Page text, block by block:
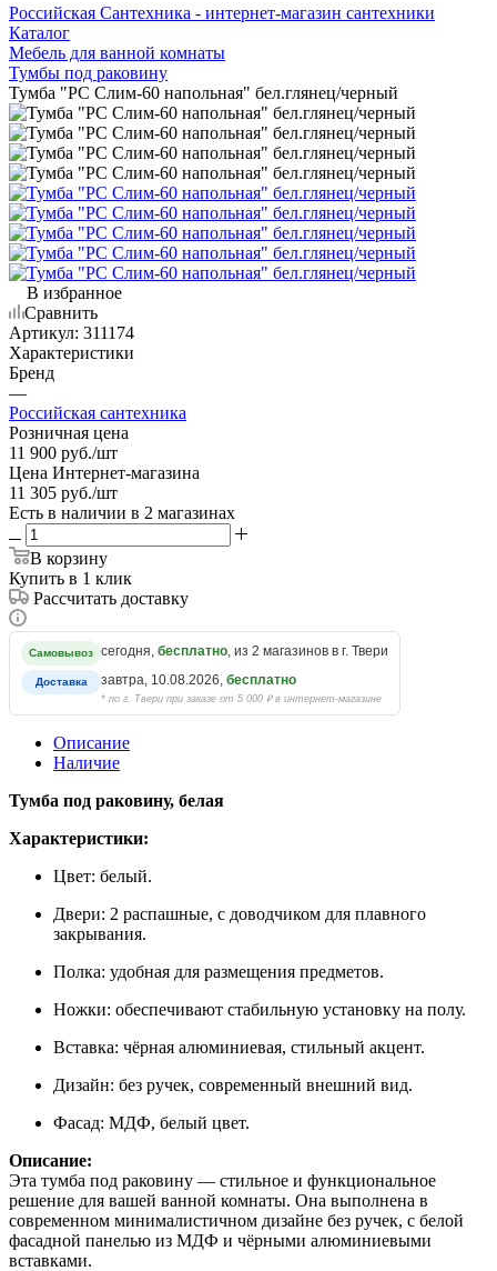
Российская Сантехника - интернет-магазин сантехники
Каталог
Мебель для ванной комнаты
Тумбы под раковину
Тумба "РС Слим-60 напольная" бел.глянец/черный
В избранное
Сравнить
Артикул: 311174
Характеристики
Бренд
—
Российская сантехника
Розничная цена
11 900 руб./шт
Цена Интернет-магазина
11 305 руб./шт
Есть в наличии в 2 магазинах
В корзину
Купить в 1 клик
Рассчитать доставку
Самовывоз сегодня, бесплатно, из 2 магазинов в г. Твери
Доставка завтра, 10.08.2026, бесплатно
* по г. Твери при заказе от 5 000 ₽ в интернет-магазине
Описание
Наличие
Тумба под раковину, белая
Характеристики:
Цвет: белый.
Двери: 2 распашные, с доводчиком для плавного
закрывания.
Полка: удобная для размещения предметов.
Ножки: обеспечивают стабильную установку на полу.
Вставка: чёрная алюминиевая, стильный акцент.
Дизайн: без ручек, современный внешний вид.
Фасад: МДФ, белый цвет.
Описание:
Эта тумба под раковину — стильное и функциональное
решение для вашей ванной комнаты. Она выполнена в
современном минималистичном дизайне без ручек, с белой
фасадной панелью из МДФ и чёрными алюминиевыми
вставками.